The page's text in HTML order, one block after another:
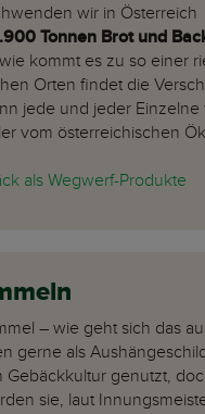
wir in Österreich
Tonnen Brot und
kommt es zu so einer
Orten findet die
jede und jeder
vom österreichischen
als Wegwerf-Produkte
– wie geht sich das
gerne als
Gebäckkultur genutzt,
sie, laut